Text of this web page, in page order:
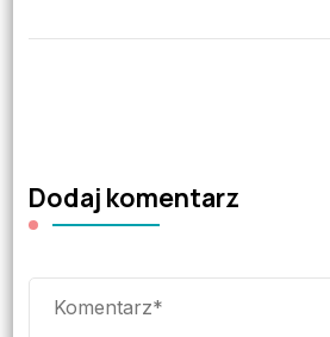
Dodaj komentarz